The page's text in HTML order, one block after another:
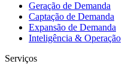
Geração de Demanda
Captação de Demanda
Expansão de Demanda
Inteligência & Operação
Serviços